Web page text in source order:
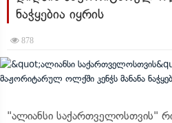
ნაჭყებია იყრის
878
"ალიანსი საქართველოსთვის"